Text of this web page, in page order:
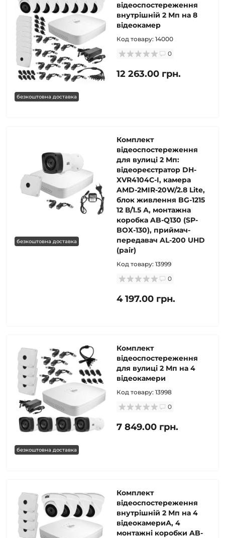
безкоштовна доставка
відеоспостереження
внутрішній 2 Мп на 8
відеокамер
Код товару: 14000
0
12 263.00 грн.
безкоштовна доставка
Комплект
відеоспостереження
для вулиці 2 Мп:
відеореєстратор DH-
XVR4104C-I, камера
AMD-2MIR-20W/2.8 Lite,
блок живлення BG-1215
12 В/1.5 А, монтажна
коробка AB-Q130 (SP-
BOX-130), приймач-
передавач AL-200 UHD
(pair)
Код товару: 13999
0
4 197.00 грн.
безкоштовна доставка
Комплект
відеоспостереження
для вулиці 2 Мп на 4
відеокамери
Код товару: 13998
0
7 849.00 грн.
Комплект
відеоспостереження
внутрішній 2 Мп на 4
відеокамериА, 4
монтажні коробки AB-